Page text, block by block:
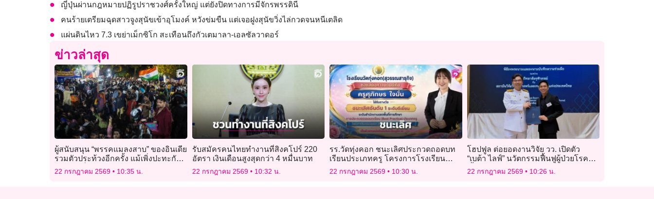
ญี่ปุ่นผ่านกฎหมายปฏิรูปราชวงศ์ครั้งใหญ่ แต่ยังปิดทางการมีจักรพรรดินี
คนร้ายเตรียมฉุดสาวจูงสุนัขเข้าอุโมงค์ หวังข่มขืน แต่เจอฝูงสุนัขวิ่งไล่กวดจนหนีเตลิด
แผ่นดินไหว 7.3 เขย่าเม็กซิโก สะเทือนถึงกัวเตมาลา-เอลซัลวาดอร์
ข่าวล่าสุด
ผู้สนับสนุน “พรรคแมลงสาบ” ของอินเดีย
รวมตัวประท้วงอีกครั้ง แม้เพิ่งปะทะกับ
เจ้าหน้าที่
22 กรกฎาคม 2569 10:35 น.
รับสมัครคนไทยทำงานที่สิงคโปร์ 220
อัตรา เงินเดือนสูงสุดกว่า 4 หมื่นบาท
22 กรกฎาคม 2569 10:32 น.
รร.วัดทุ่งคอก ชนะเลิศประกวดถอดบท
เรียนประเภทครู โครงการโรงเรียน
สุจริต
22 กรกฎาคม 2569 10:30 น.
โฮปฟูล ต่อยอดงานวิจัย วว. เปิดตัว
“เบต้า ไลฟ์” นวัตกรรมฟื้นฟูผู้ป่วยโรคไต
เรื้อรัง
22 กรกฎาคม 2569 10:26 น.